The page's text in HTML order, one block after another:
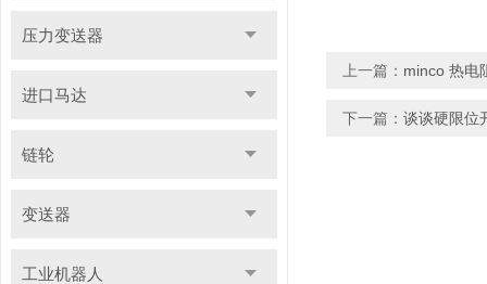
压力变送器
进口马达
链轮
变送器
工业机器人
上一篇： minco 热电
下一篇： 谈谈硬限位